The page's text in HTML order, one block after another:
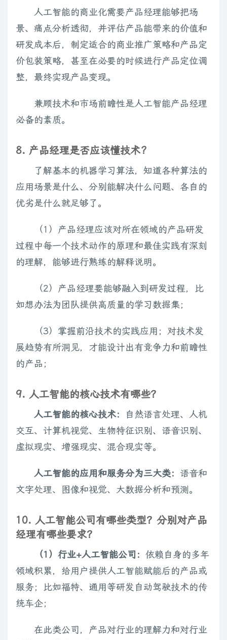
人工智能的商业化需要产品经理能够把场
景、痛点分析透彻，并评估产品能带来的价值和
研发成本后，制定适合的商业推广策略和产品定
价包装策略，甚至在必要的时候进行产品定位调
整，最终实现产品变现。
兼顾技术和市场前瞻性是人工智能产品经理
必备的素质。
8. 产品经理是否应该懂技术?
了解基本的机器学习算法，知道各种算法的
应用场景是什么、分别能解决什么问题、各自的
优劣是什么就足够了。
（1）产品经理应该对所在领域的产品研发
过程中每一个技术动作的原理和最佳实践有深刻
的理解，能够进行熟练的解释说明。
（2）产品经理要能够融入到研发过程，比
如想办法为团队提供高质量的学习数据集；
（3）掌握前沿技术的实践应用；对技术发
展趋势有所洞见，才能设计出有竞争力和前瞻性
的产品；
9. 人工智能的核心技术有哪些？
人工智能的核心技术：
自然语言处理、人机
交互、计算机视觉、生物特征识别、语音识别、
虚拟现实、增强现实、混合现实等。
人工智能的应用和服务分为三大类： 语音和
文字处理、图像和视觉、大数据分析和预测。
10. 人工智能公司有哪些类型？分别对产品
经理有哪些要求？
（1）行业+人工智能公司： 依赖自身的多年
领域积累，给用户提供人工智能赋能后的产品或
服务；比如福特、通用等研发自动驾驶技术的传
统车企；
在此类公司，产品对行业的理解力和对行业